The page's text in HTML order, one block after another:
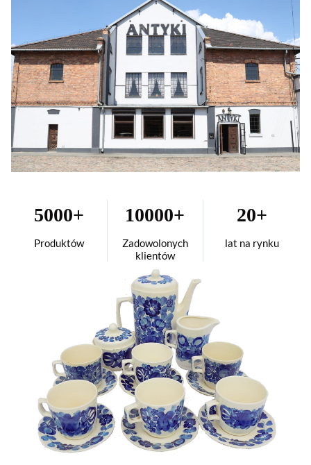
5000+
Produktów
10000+
Zadowolonych
klientów
20+
lat na rynku